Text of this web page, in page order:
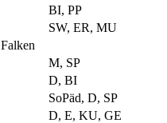
BI, PP
SW, ER, MU
Falken
M, SP
D, BI
SoPäd, D, SP
D, E, KU, GE